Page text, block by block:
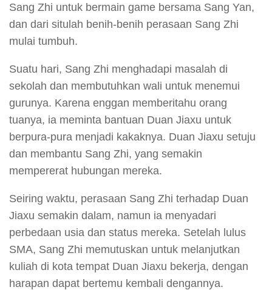
Sang Zhi untuk bermain game bersama Sang Yan,
dan dari situlah benih-benih perasaan Sang Zhi
mulai tumbuh.
Suatu hari, Sang Zhi menghadapi masalah di
sekolah dan membutuhkan wali untuk menemui
gurunya. Karena enggan memberitahu orang
tuanya, ia meminta bantuan Duan Jiaxu untuk
berpura-pura menjadi kakaknya. Duan Jiaxu setuju
dan membantu Sang Zhi, yang semakin
mempererat hubungan mereka.
Seiring waktu, perasaan Sang Zhi terhadap Duan
Jiaxu semakin dalam, namun ia menyadari
perbedaan usia dan status mereka. Setelah lulus
SMA, Sang Zhi memutuskan untuk melanjutkan
kuliah di kota tempat Duan Jiaxu bekerja, dengan
harapan dapat bertemu kembali dengannya.